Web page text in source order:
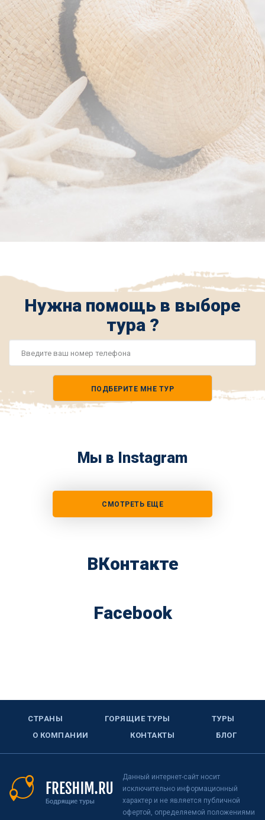
Нужна помощь в выборе
тура ?
ПОДБЕРИТЕ МНЕ ТУР
Мы в Instagram
СМОТРЕТЬ ЕЩЕ
ВКонтакте
Facebook
СТРАНЫ ГОРЯЩИЕ ТУРЫ
ТУРЫ
О КОМПАНИИ
КОНТАКТЫ БЛОГ
Данный интернет-сайт носит
исключительно информационный
характер и не является публичной
офертой, определяемой положениями